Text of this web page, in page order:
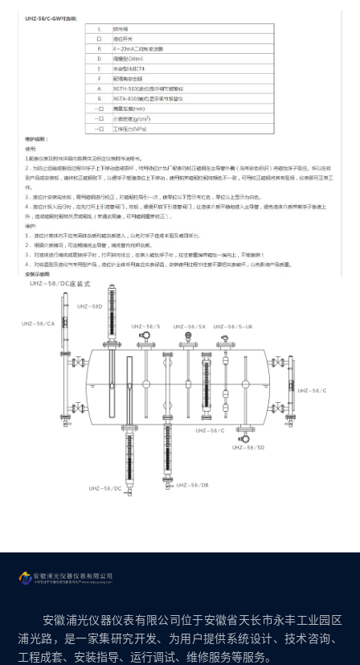
安徽浦光仪器仪表有限公司位于安徽省天长市永丰工业园区
浦光路，是一家集研究开发、为用户提供系统设计、技术咨询、
工程成套、安装指导、运行调试、维修服务等服务。